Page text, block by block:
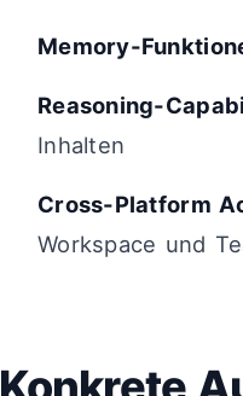
Memory-
Reasoning-
Inhalten
Cross-Platform
Workspace und